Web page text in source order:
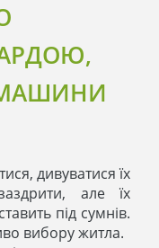
дивуватися їх
але їх
під сумнів.
вибору житла.